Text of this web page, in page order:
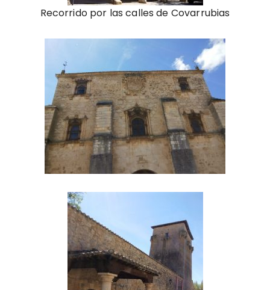
Recorrido por las calles de Covarrubias